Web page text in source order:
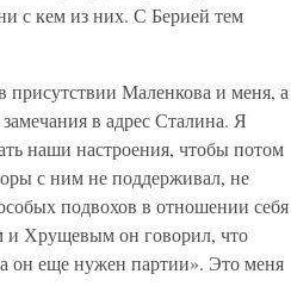
с кем из них. С Берией тем
Маленкова и меня, а
в адрес Сталина. Я
наши настроения, чтобы потом
с ним не поддерживал, не
подвохов в отношении себя
и Хрущевым он говорил, что
он еще нужен партии». Это меня